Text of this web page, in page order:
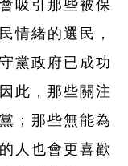
吸引那些被保
情緒的選民，
黨政府已成功
此，那些關注
；那些無能為
人也會更喜歡